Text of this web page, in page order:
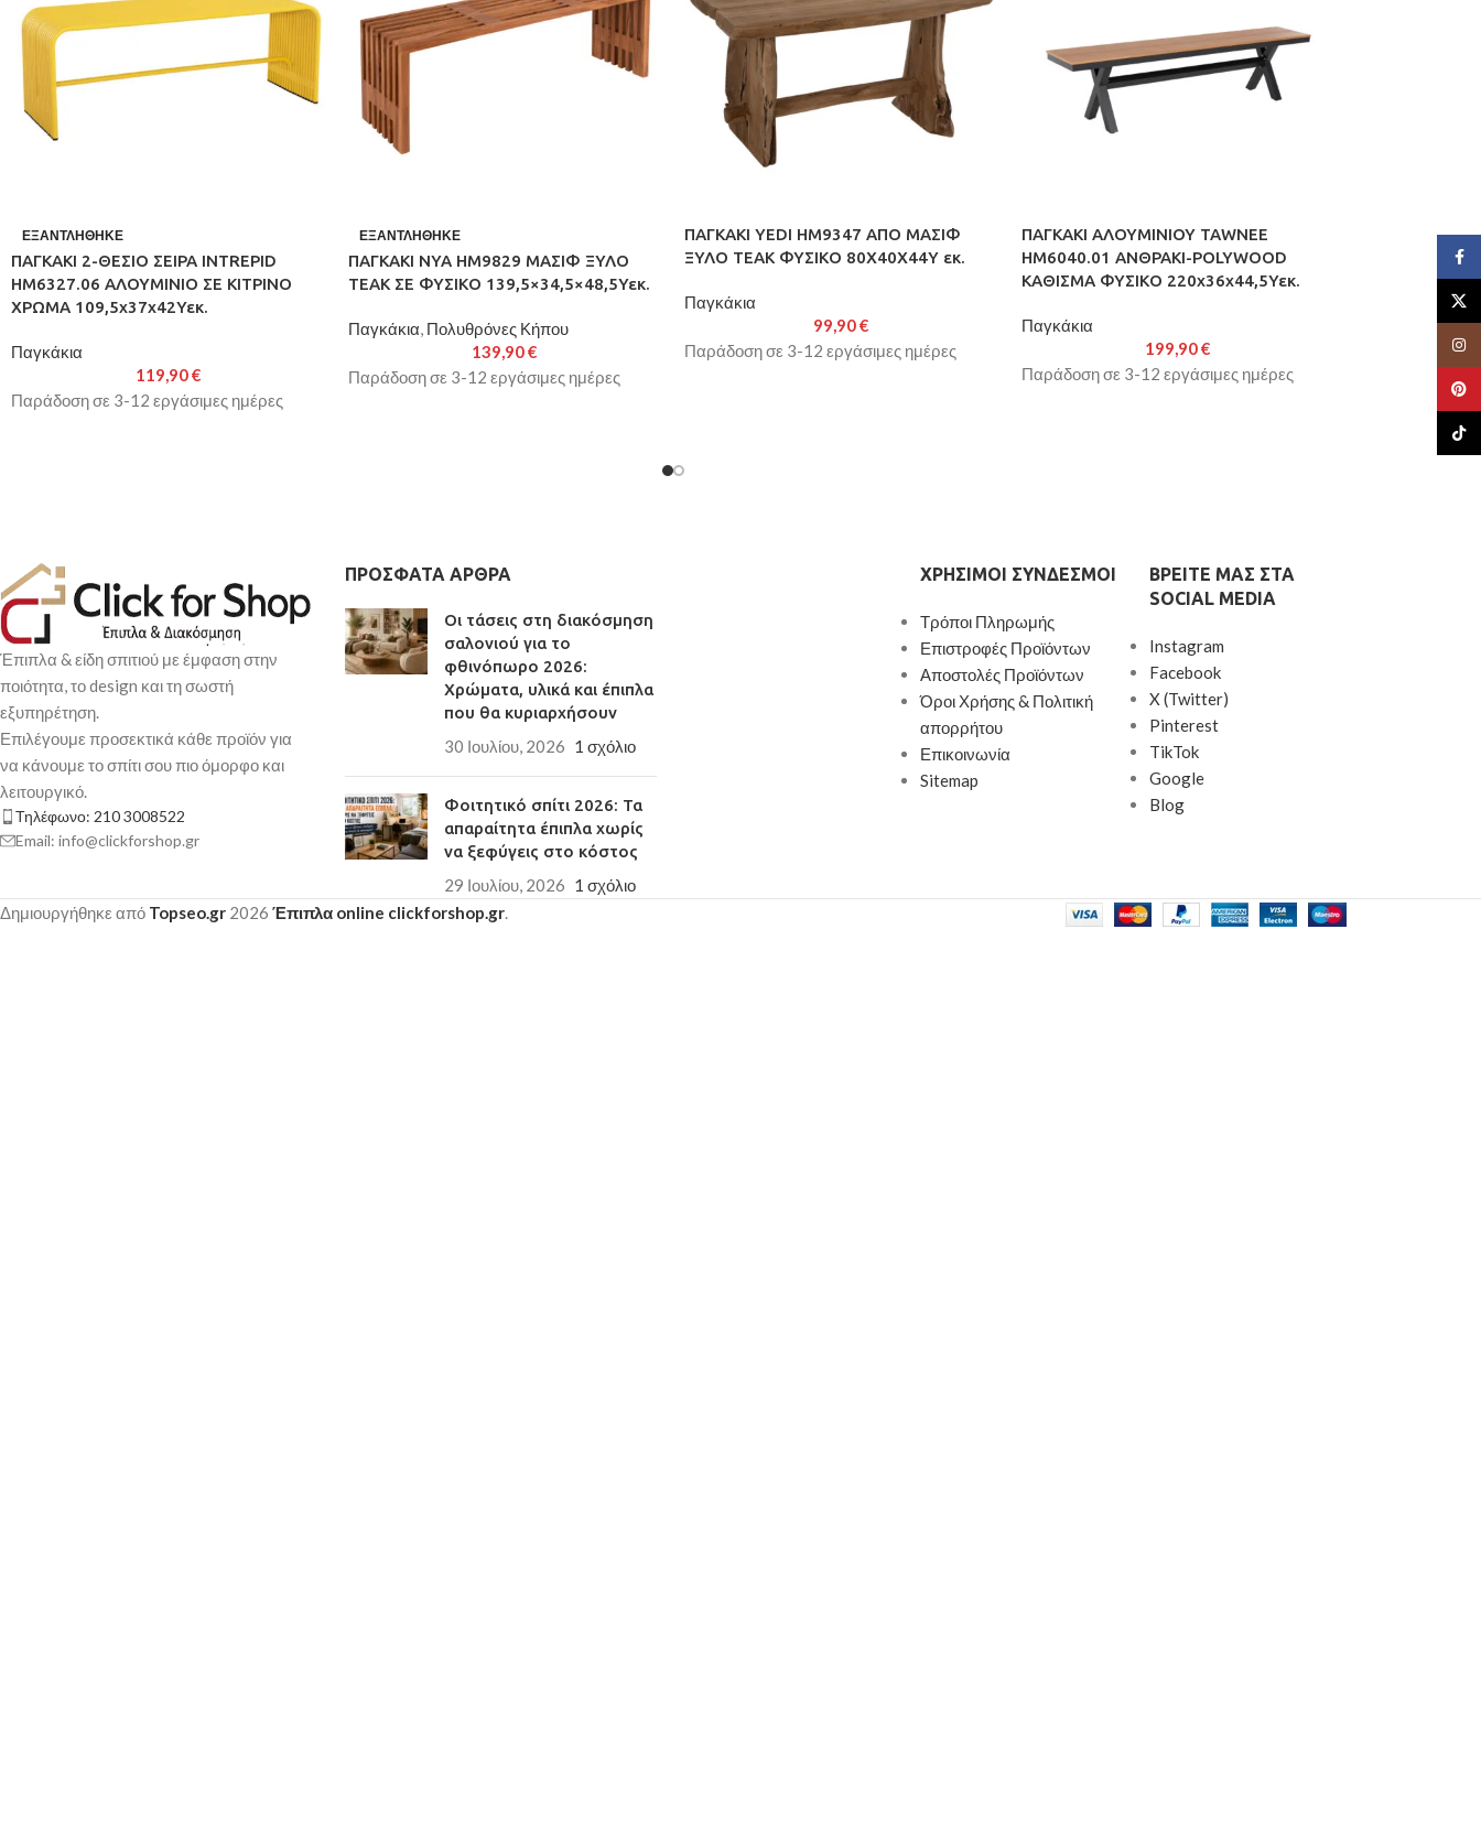
ΕΞΑΝΤΛΉΘΗΚΕ
ΠΑΓΚΑΚΙ 2-ΘΕΣΙΟ ΣΕΙΡΑ INTREPID
HM6327.06 ΑΛΟΥΜΙΝΙΟ ΣΕ ΚΙΤΡΙΝΟ
ΧΡΩΜΑ 109,5x37x42Υεκ.
Παγκάκια
119,90€
Παράδοση σε 3-12 εργάσιμες ημέρες
ΕΞΑΝΤΛΉΘΗΚΕ
ΠΑΓΚΑΚΙ NYA HM9829 ΜΑΣΙΦ ΞΥΛΟ
TEAK ΣΕ ΦΥΣΙΚΟ 139,5×34,5×48,5Υεκ.
Παγκάκια Πολυθρόνες Κήπου
139,90€
Παράδοση σε 3-12 εργάσιμες ημέρες
ΠΑΓΚΑΚΙ YEDI HM9347 ΑΠΟ ΜΑΣΙΦ
ΞΥΛΟ TEAK ΦΥΣΙΚΟ 80X40X44Y εκ.
Παγκάκια
99,90€
Παράδοση σε 3-12 εργάσιμες ημέρες
ΠΑΓΚΑΚΙ ΑΛΟΥΜΙΝΙΟΥ TAWNEE
HM6040.01 ΑΝΘΡΑΚΙ-POLYWOOD
ΚΑΘΙΣΜΑ ΦΥΣΙΚΟ 220x36x44,5Υεκ.
Παγκάκια
199,90€
Παράδοση σε 3-12 εργάσιμες ημέρες
ΕΞΑΝΤΛΉΘΗΚΕ
ΠΑΓΚΑΚΙ
HM6040.04
ΚΑΘΙΣΜΑ
Παράδοση σε
Έπιπλα & είδη σπιτιού με έμφαση στην
ποιότητα, το design και τη σωστή
εξυπηρέτηση.
Επιλέγουμε προσεκτικά κάθε προϊόν για
να κάνουμε το σπίτι σου πιο όμορφο και
λειτουργικό.
Τηλέφωνο: 210 3008522
Email: info@clickforshop.gr
ΠΡΌΣΦΑΤΑ ΆΡΘΡΑ
Οι τάσεις στη διακόσμηση
σαλονιού για το
φθινόπωρο 2026:
Χρώματα, υλικά και έπιπλα
που θα κυριαρχήσουν
30 Ιουλίου, 2026 1 σχόλιο
Φοιτητικό σπίτι 2026: Τα
απαραίτητα έπιπλα χωρίς
να ξεφύγεις στο κόστος
29 Ιουλίου, 2026 1 σχόλιο
ΧΡΉΣΙΜΟΙ ΣΎΝΔΕΣΜΟΙ
Τρόποι Πληρωμής
Επιστροφές Προϊόντων
Αποστολές Προϊόντων
Όροι Χρήσης & Πολιτική
απορρήτου
Επικοινωνία
Sitemap
ΒΡΕΊΤΕ ΜΑΣ ΣΤΑ
SOCIAL MEDIA
Instagram
Facebook
X (Twitter)
Pinterest
TikTok
Google
Blog
Δημιουργήθηκε από Topseo.gr 2026 Έπιπλα online clickforshop.gr.